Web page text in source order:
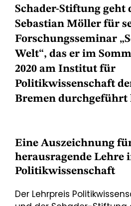
Schader-Stiftung geht
Sebastian Möller für
Forschungsseminar
Welt“, das er im
2020 am Institut für
Politikwissenschaft
Bremen durchgeführt
Eine Auszeichnung
herausragende Lehre
Politikwissenschaft
Der Lehrpreis